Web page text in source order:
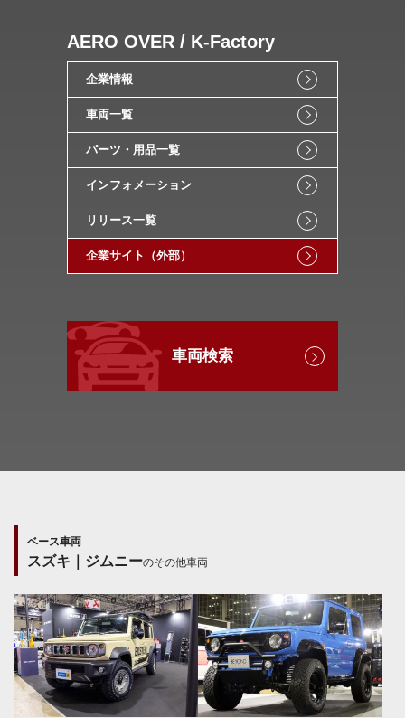
AERO OVER / K-Factory
企業情報
車両一覧
パーツ・用品一覧
インフォメーション
リリース一覧
企業サイト（外部）
車両検索
ベース車両
スズキ｜ジムニーのその他車両